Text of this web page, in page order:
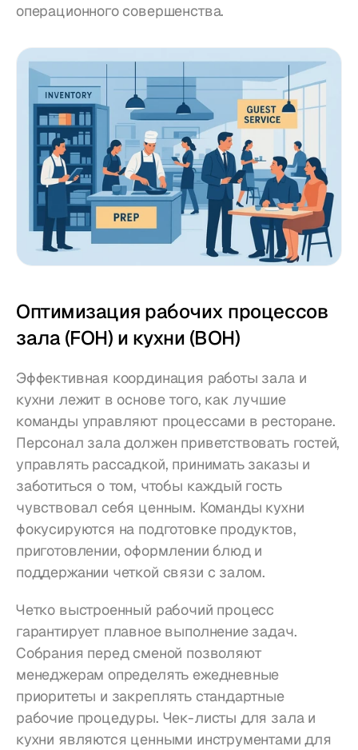
операционного совершенства.
Оптимизация рабочих процессов
зала (FOH) и кухни (BOH)
Эффективная координация работы зала и
кухни лежит в основе того, как лучшие
команды управляют процессами в ресторане.
Персонал зала должен приветствовать гостей,
управлять рассадкой, принимать заказы и
заботиться о том, чтобы каждый гость
чувствовал себя ценным. Команды кухни
фокусируются на подготовке продуктов,
приготовлении, оформлении блюд и
поддержании четкой связи с залом.
Четко выстроенный рабочий процесс
гарантирует плавное выполнение задач.
Собрания перед сменой позволяют
менеджерам определять ежедневные
приоритеты и закреплять стандартные
рабочие процедуры. Чек-листы для зала и
кухни являются ценными инструментами для